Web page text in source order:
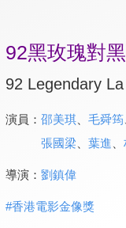
92黑玫瑰對
92 Legendary
演員： 邵美琪、 毛舜筠
張國梁
葉進
導演： 劉鎮偉
#香港電影金像獎